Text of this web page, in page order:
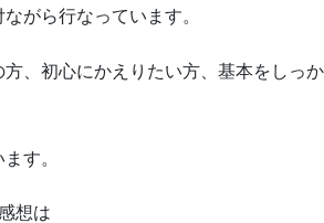
がら行なっています。
方、初心にかえりたい方、基本をしっ
す。
想は